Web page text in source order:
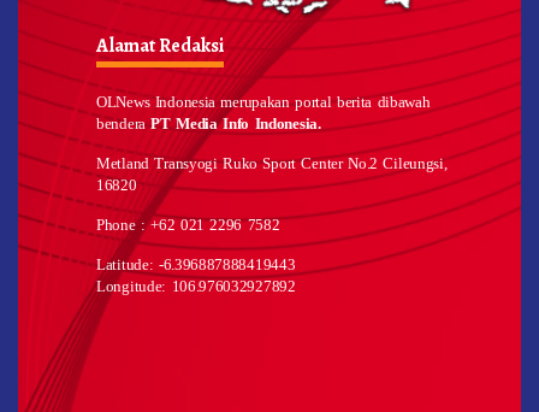
Alamat Redaksi
OLNews Indonesia merupakan portal berita dibawah
benderaPT Media Info Indonesia.
Metland Transyogi Ruko Sport Center No.2 Cileungsi,
16820
Phone : +62 021 2296 7582
Latitude: -6.396887888419443
Longitude: 106.976032927892